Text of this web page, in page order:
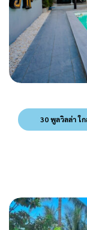
30 พูลวิลล่า ใ